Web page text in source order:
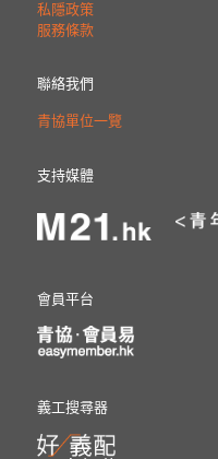
私隱政策
服務條款
聯絡我們
青協單位一覽
支持媒體
會員平台
義工搜尋器